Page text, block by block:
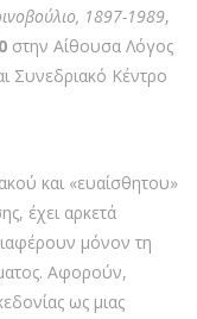
1897-1989,
στην Αίθουσα Λόγος
Συνεδριακό Κέντρο
και «ευαίσθητου»
έχει αρκετά
μόνον τη
Αφορούν,
ως μιας